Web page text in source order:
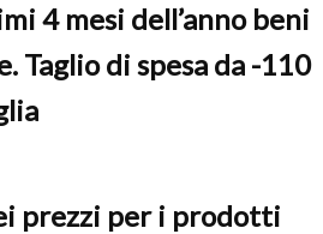
4 mesi dell’anno beni
Taglio di spesa da -110
prezzi per i prodotti